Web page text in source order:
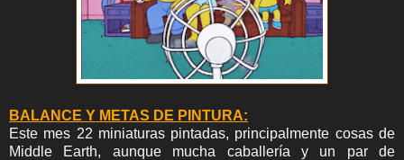
BALANCE Y METAS DE PINTURA:
Este mes 22 miniaturas pintadas, principalmente cosas de
Middle Earth, aunque mucha caballería y un par de